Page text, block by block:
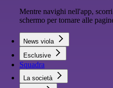
Mentre navighi nell'app,
schermo per tornare alle
News viola
Esclusive
Squadra
La società